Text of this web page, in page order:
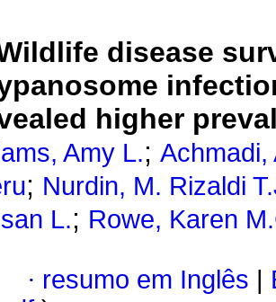
disease
higher
Amy L.; Achmadi,
; Nurdin, M. Rizaldi
L.; Rowe, Karen
· resumo em Inglês